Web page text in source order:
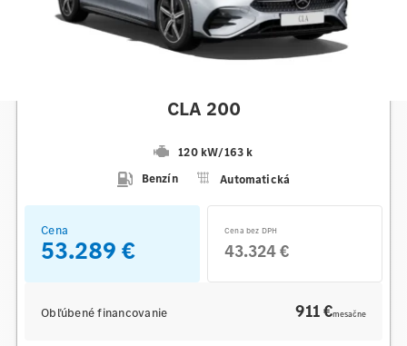
CLA 200
120 kW/163 k
Benzín
Automatická
Cena
53.289 €
Cena bez DPH
43.324 €
Obľúbené financovanie 911 €mesačne